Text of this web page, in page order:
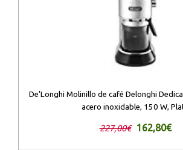
De'Longhi Molinillo de café Delonghi
acero inoxidable, 150 W,
227,00€ 162,80€